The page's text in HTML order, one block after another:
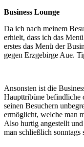
Business Lounge
Da ich nach meinem
erhielt, dass ich das
erstes das Menü der
gegen Erzgebirge Aue.
Ansonsten ist die
Haupttribüne befindliche
seinen Besuchern
ermöglicht, welche man
Also hurtig angestellt
man schließlich sonntags